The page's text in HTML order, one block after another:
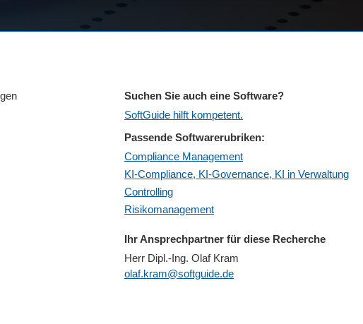
Suchen Sie auch eine Software?
SoftGuide hilft kompetent.
Passende Softwarerubriken:
Compliance Management
KI-Compliance, KI-Governance, KI in Verwaltung
Controlling
Risikomanagement
Ihr Ansprechpartner für diese Recherche
Herr Dipl.-Ing. Olaf Kram
olaf.kram@softguide.de